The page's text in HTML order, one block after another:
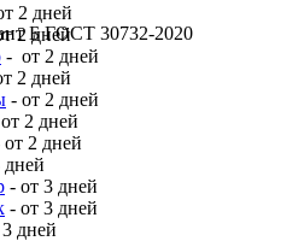
Б ГОСТ 30732-2020
2 дней
2 дней
- от 2 дней
2 дней
- от 2 дней
2 дней
от 2 дней
дней
- от 3 дней
- от 3 дней
дней